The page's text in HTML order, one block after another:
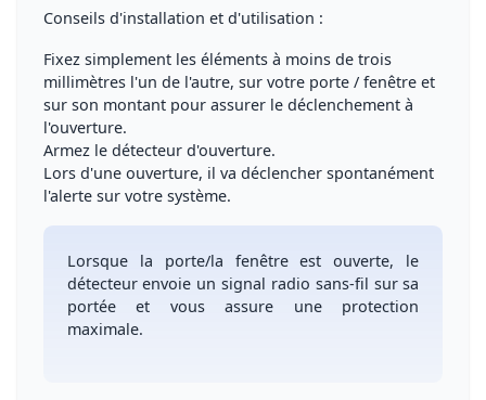
Conseils d'installation et d'utilisation :
Fixez simplement les éléments à moins de trois
millimètres l'un de l'autre, sur votre porte / fenêtre et
sur son montant pour assurer le déclenchement à
l'ouverture.
Armez le détecteur d'ouverture.
Lors d'une ouverture, il va déclencher spontanément
l'alerte sur votre système.
Lorsque la porte/la fenêtre est ouverte, le
détecteur envoie un signal radio sans-fil sur sa
portée et vous assure une protection
maximale.